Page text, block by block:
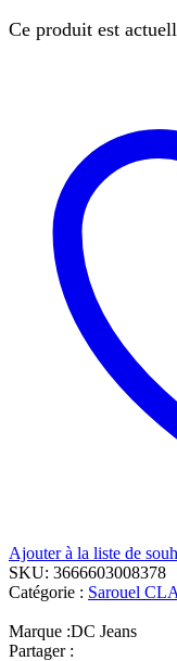
Ce produit est
Ajouter à la liste de
SKU: 3666603008378
Catégorie : Sarouel
Marque :DC Jeans
Partager :